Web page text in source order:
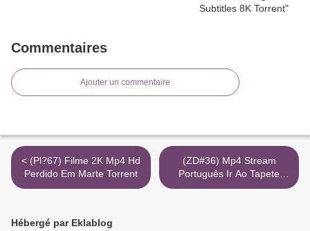
Commentaires
Ajouter un commentaire
< (Pl?67) Filme 2K Mp4 Hd
Perdido Em Marte Torrent
(ZD#36) Mp4 Stream
Português Ir Ao Tapete
720P >
Hébergé par Eklablog